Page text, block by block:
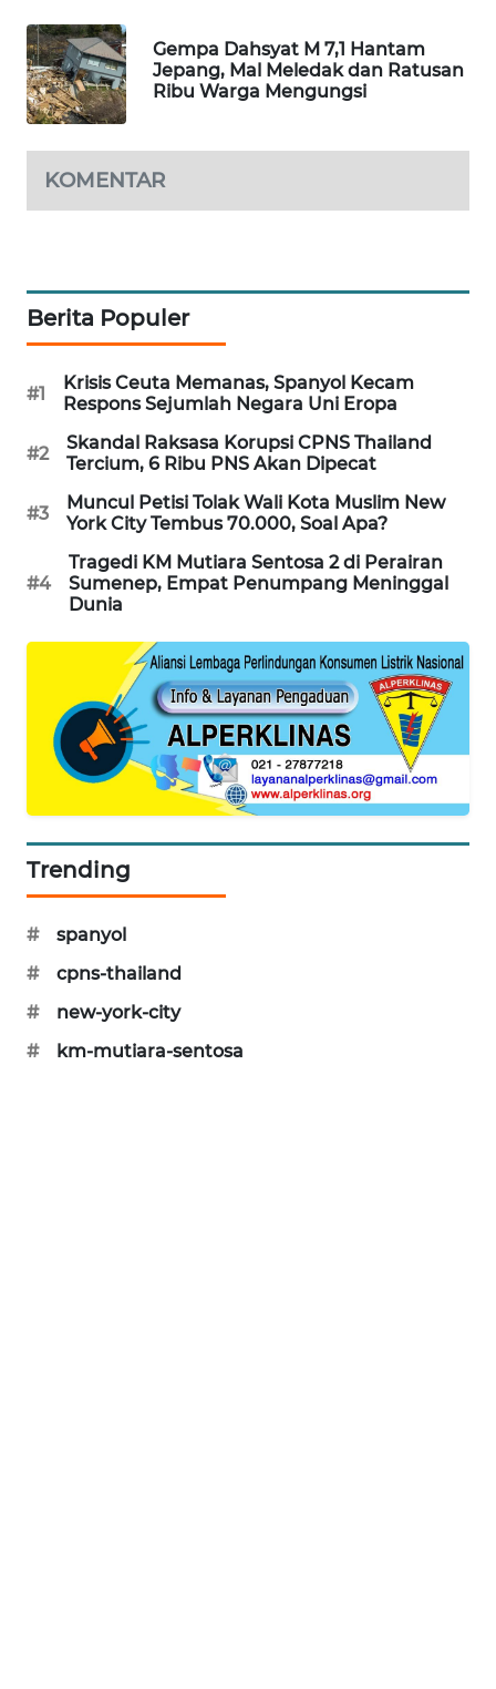
Gempa Dahsyat M 7,1 Hantam
Jepang, Mal Meledak dan Ratusan
Ribu Warga Mengungsi
KOMENTAR
Berita Populer
#1
Krisis Ceuta Memanas, Spanyol Kecam
Respons Sejumlah Negara Uni Eropa
#2
Skandal Raksasa Korupsi CPNS Thailand
Tercium, 6 Ribu PNS Akan Dipecat
#3
Muncul Petisi Tolak Wali Kota Muslim New
York City Tembus 70.000, Soal Apa?
#4
Tragedi KM Mutiara Sentosa 2 di Perairan
Sumenep, Empat Penumpang Meninggal
Dunia
Trending
#
spanyol
#
cpns-thailand
#
new-york-city
#
km-mutiara-sentosa
ID
WAHANANEWS
CO ID
NET
WAHANA
UMKM
WAHANA
SELEB
WAHANA
PERSONA
WAHANA
OTOMOTIF
WAHANA
WAHANA
DESA
WISATA
WAHANA
Network
KONSUMEN
LISTRIK